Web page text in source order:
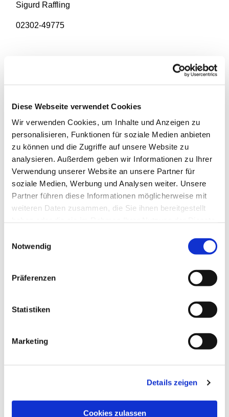
Diese Webseite verwendet Cookies
Wir verwenden Cookies, um Inhalte und Anzeigen zu
personalisieren, Funktionen für soziale Medien anbieten
zu können und die Zugriffe auf unsere Website zu
analysieren. Außerdem geben wir Informationen zu Ihrer
Verwendung unserer Website an unsere Partner für
soziale Medien, Werbung und Analysen weiter. Unsere
Partner führen diese Informationen möglicherweise mit
weiteren Daten zusammen, die Sie ihnen bereitgestellt
Notwendig
Präferenzen
Statistiken
Marketing
Details zeigen
Cookies zulassen
Sigurd Raffling
02302-49775